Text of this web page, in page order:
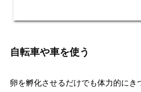
自転車や車を使う
卵を孵化させるだけでも体力的にき